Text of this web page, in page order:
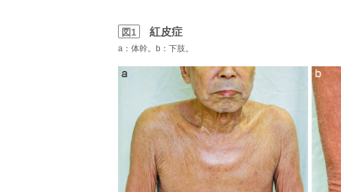
図1 紅皮症
a：体幹。b：下肢。